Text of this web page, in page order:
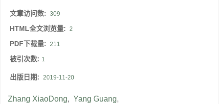
文章访问数: 309
HTML全文浏览量: 2
PDF下载量: 211
被引次数: 1
出版日期: 2019-11-20
Zhang XiaoDong, Yang Guang,